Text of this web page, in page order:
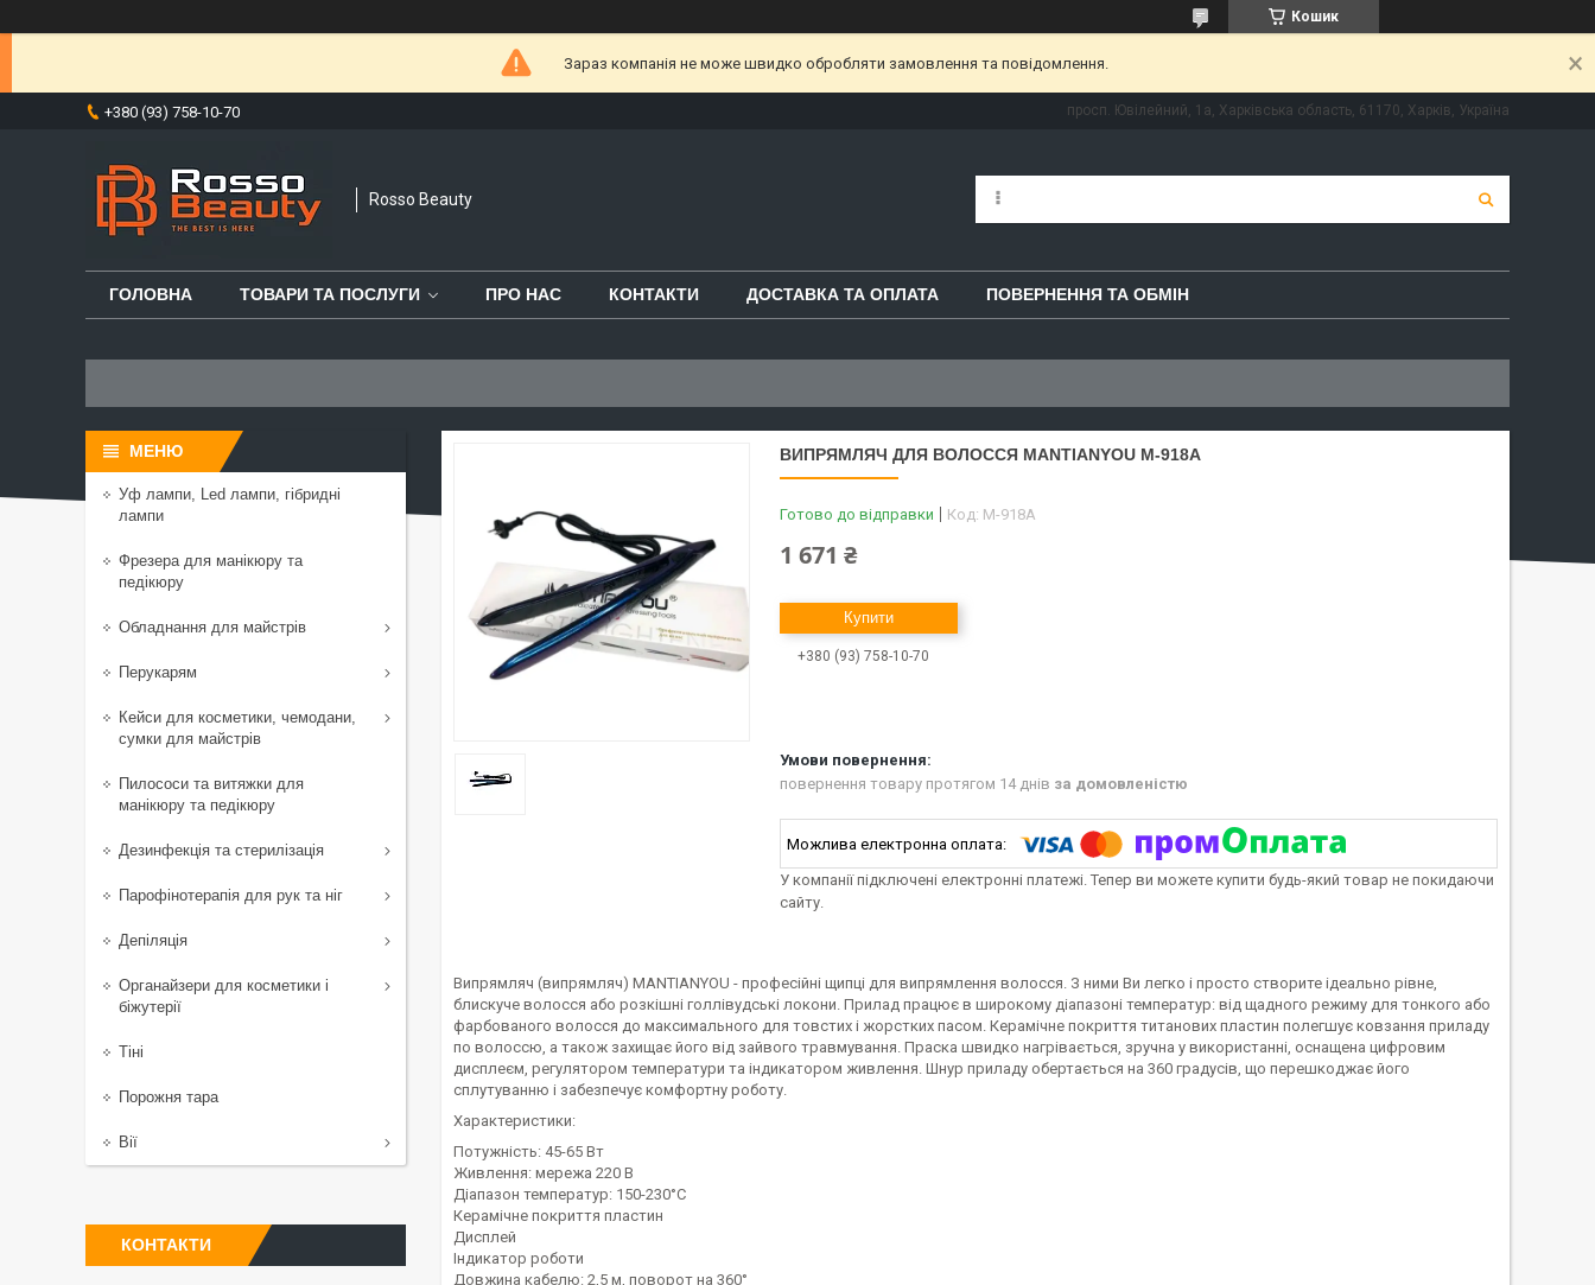
Кошик
Зараз компанія не може швидко обробляти замовлення та повідомлення.
+380 (93) 758-10-70 просп. Ювілейний, 1а, Харківська область, 61170, Харків, Україна
Rosso Beauty
ГОЛОВНА ТОВАРИ ТА ПОСЛУГИ ПРО НАС КОНТАКТИ ДОСТАВКА ТА ОПЛАТА ПОВЕРНЕННЯ ТА ОБМІН
ВИПРЯМЛЯЧ ДЛЯ ВОЛОССЯ MANTIANYOU M-918A
Готово до відправки Код: M-918A
1 671 ₴
Купити
+380 (93) 758-10-70
повернення товару протягом 14 днів за домовленістю
У компанії підключені електронні платежі. Тепер ви можете купити будь-який товар не покидаючи
сайту.
Випрямляч (випрямляч) MANTIANYOU - професійні щипці для випрямлення волосся. З ними Ви легко і просто створите ідеально рівне,
блискуче волосся або розкішні голлівудські локони. Прилад працює в широкому діапазоні температур: від щадного режиму для тонкого або
фарбованого волосся до максимального для товстих і жорстких пасом. Керамічне покриття титанових пластин полегшує ковзання приладу
по волоссю, а також захищає його від зайвого травмування. Праска швидко нагрівається, зручна у використанні, оснащена цифровим
дисплеєм, регулятором температури та індикатором живлення. Шнур приладу обертається на 360 градусів, що перешкоджає його
сплутуванню і забезпечує комфортну роботу.
Характеристики:
Потужність: 45-65 Вт
Живлення: мережа 220 В
Діапазон температур: 150-230°С
Керамічне покриття пластин
Дисплей
Індикатор роботи
Довжина кабелю: 2,5 м, поворот на 360°
Уф лампи, Led лампи, гібридні
лампи
Фрезера для манікюру та
педікюру
Обладнання для майстрів
Перукарям
Кейси для косметики, чемодани,
сумки для майстрів
Пилососи та витяжки для
манікюру та педікюру
Дезинфекція та стерилізація
Парофінотерапія для рук та ніг
Депіляція
Органайзери для косметики і
біжутерії
Тіні
Порожня тара
Вії
КОНТАКТИ